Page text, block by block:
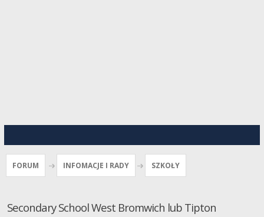
FORUM INFOMACJE I RADY SZKOŁY
Secondary School West Bromwich lub Tipton